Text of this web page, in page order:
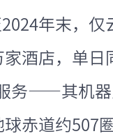
年末，仅
酒店，单日
务——其机
赤道约507